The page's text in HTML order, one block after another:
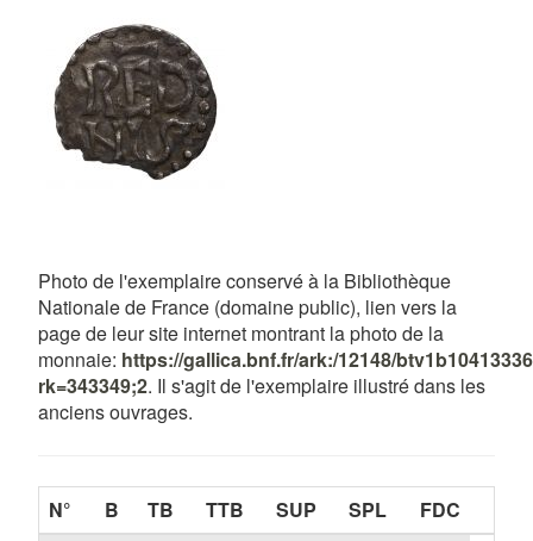
Photo de l'exemplaire conservé à la Bibliothèque
Nationale de France (domaine public), lien vers la
page de leur site internet montrant la photo de la
monnaie: https://gallica.bnf.fr/ark:/12148/
rk=343349;2. Il s'agit de l'exemplaire illustré dans les
anciens ouvrages.
N° B TB TTB SUP SPL
FDC